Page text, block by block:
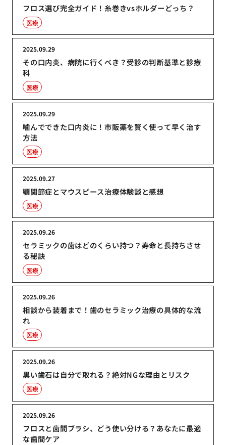
フロス選び完全ガイド！糸巻きvsホルダーどっち？
医療
その口内炎、病院に行くべき？受診の判断基準と診療
科
2025.09.29
医療
噛んでできた口内炎に！市販薬を賢く使って早く治す
方法
2025.09.29
医療
顎関節症とマウスピース治療体験談と感想
2025.09.27
医療
セラミックの歯はどのくらい持つ？寿命と長持ちさせ
る秘訣
2025.09.26
医療
相談から装着まで！歯のセラミック治療の具体的な流
れ
2025.09.26
医療
黒い歯石は自分で取れる？絶対NGな理由とリスク
2025.09.26
医療
フロスと歯間ブラシ、どう使い分ける？あなたに最適
な歯間ケア
2025.09.26